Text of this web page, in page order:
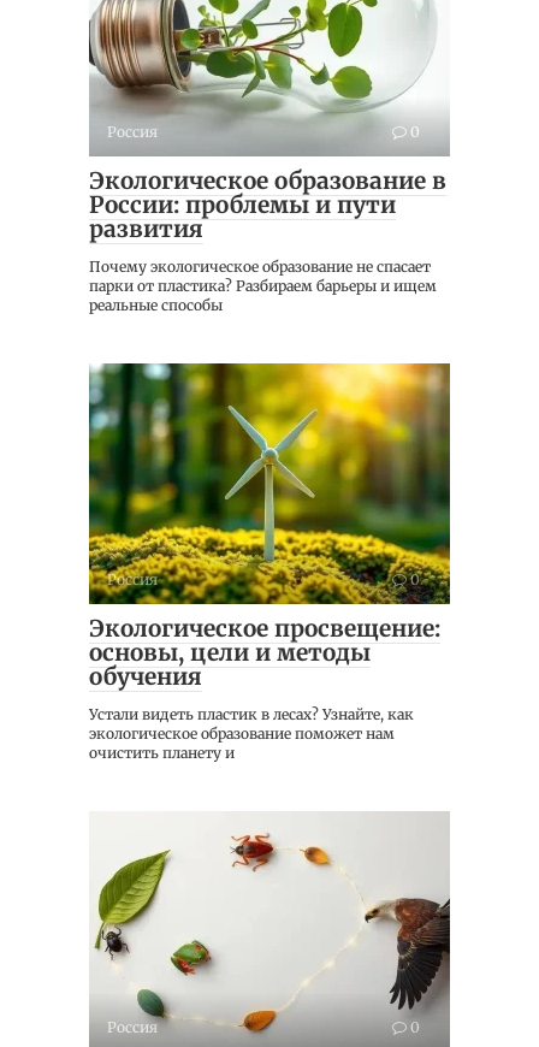
Россия 0
Экологическое образование в
России: проблемы и пути
развития
Почему экологическое образование не спасает
парки от пластика? Разбираем барьеры и ищем
реальные способы
Россия 0
Экологическое просвещение:
основы, цели и методы
обучения
Устали видеть пластик в лесах? Узнайте, как
экологическое образование поможет нам
очистить планету и
Россия 0